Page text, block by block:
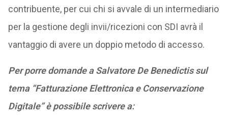
contribuente, per cui chi si avvale di un intermediario
per la gestione degli invii/ricezioni con SDI avrà il
vantaggio di avere un doppio metodo di accesso.
Per porre domande a Salvatore De Benedictis sul
tema “Fatturazione Elettronica e Conservazione
Digitale” è possibile scrivere a: